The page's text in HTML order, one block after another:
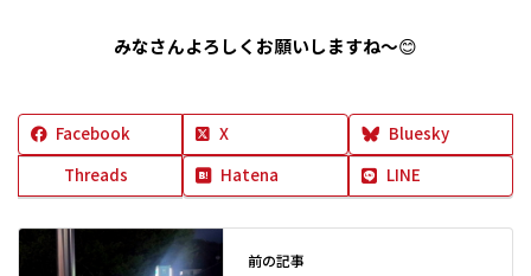
みなさんよろしくお願いしますね～😊
Facebook X
Bluesky
Threads
Hatena LINE
前の記事